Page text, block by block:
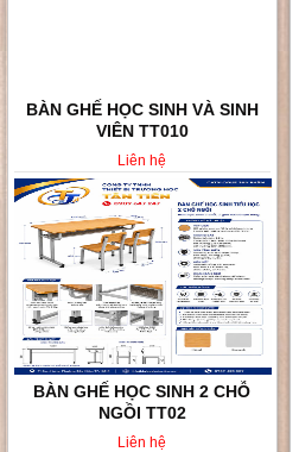
BÀN GHẾ HỌC SINH VÀ SINH
VIÊN TT010
Liên hệ
BÀN GHẾ HỌC SINH 2 CHỖ
NGỒI TT02
Liên hệ